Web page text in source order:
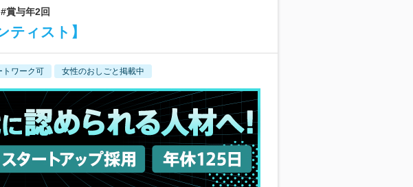
賞与年2回
ティスト】
トワーク可 女性のおしごと掲載中